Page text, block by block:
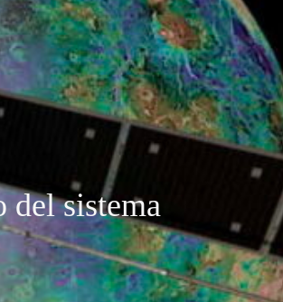
del sistema